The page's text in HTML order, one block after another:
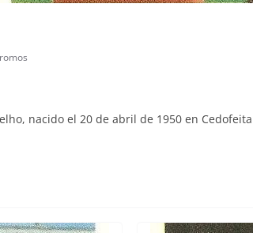
nacido el 20 de abril de 1950 en